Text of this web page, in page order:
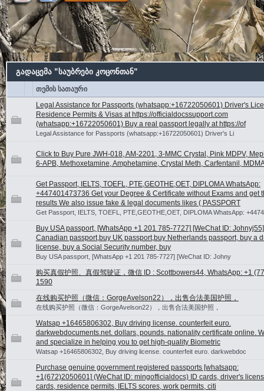
გადაცემა ”საუბრები კოცონთან”
თემის სათაური
Legal Assistance for Passports (whatsapp:+16722050601) Driver's
Residence Permits & Visas at https://officialdocssupport.com
(whatsapp:+16722050601) Buy a real passport legally at https://of
Legal Assistance for Passports (whatsapp:+16722050601) Driver's Li
Click to Buy Pure JWH-018, AM-2201, 3-MMC Crystal, Pink MDPV,
6-APB, Methoxetamine, Amphetamine, Crystal Meth, Carfentanil,
Get Passport, IELTS, TOEFL, PTE,GEOTHE,OET, DIPLOMA WhatsApp:
+447401473736 Get your Degree & Certificate without Exams and get
results We also issue fake & legal documents likes ( PASSPORT
Get Passport, IELTS, TOEFL, PTE,GEOTHE,OET, DIPLOMA WhatsApp:
Buy USA passport, [WhatsApp +1 201 785-7727] [WeChat ID:
Canadian passport,buy UK passport,buy Netherlands passport, buy a
license, buy a Social Security number, buy
Buy USA passport, [WhatsApp +1 201 785-7727] [WeChat ID: Johny
购买真假护照、真假驾驶证，微信 ID : Scottbowers44, WhatsApp: +1
1590
在线购买护照（微信：GorgeAvelson22），出售合法美国护照，
在线购买护照（微信：GorgeAvelson22），出售合法美国护照，
Watsap +16465806302, Buy driving license. counterfeit euro.
darkwebdocuments.net. dollars, pounds. nationality certificate online.
and specialize in helping you to get high-quality Biometric
Watsap +16465806302, Buy driving license. counterfeit euro. darkwebdoc
Purchase genuine government registered passports [whatsapp:
+1(672)2050601] (WeChat ID: mingofficialdocs) ID cards, driver's
cards, residence permits, IELTS scores, work permits, citi